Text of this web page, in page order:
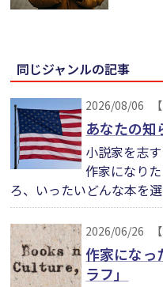
同じジャンルの記事
2026/08/06
あなたの知
小説家を志
作家になり
ろ、いったいどんな本を
2026/06/26
作家になっ
ラフ」